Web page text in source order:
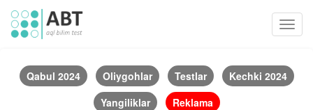
Qabul 2024 Oliygohlar Testlar
Kechki 2024
Yangiliklar
Reklama